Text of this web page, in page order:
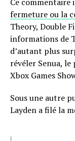
fermeture ou la
Theory, Double
informations de
d’autant plus
révéler Senua,
Xbox Games
Sous une autre
Layden a filé la